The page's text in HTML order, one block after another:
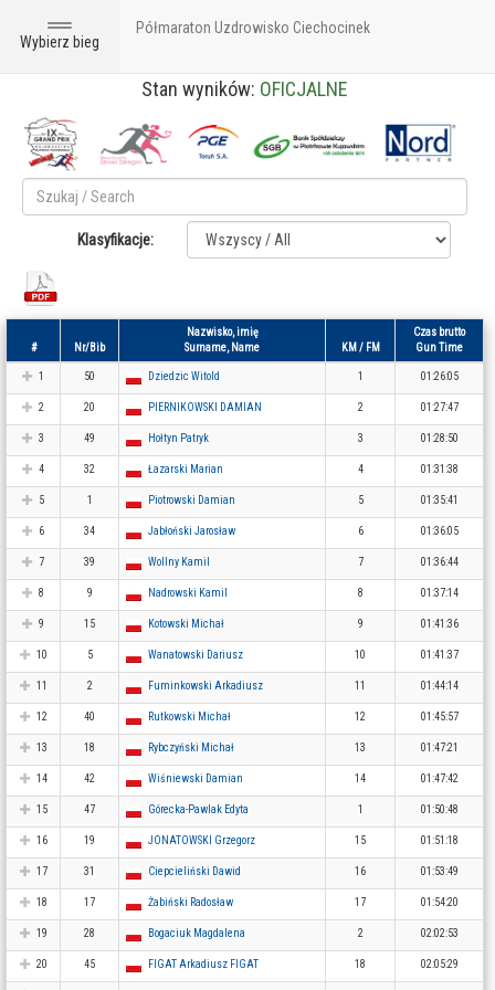
Toggle
navigation
Wybierz bieg
Półmaraton Uzdrowisko Ciechocinek
Stan wyników: OFICJALNE
Klasyfikacje:
# Nr/Bib
Nazwisko, imię
Surname, Name
KM / FM
Czas brutto
Gun Time
1 50 Dziedzic Witold 1 01:26:05
2 20 PIERNIKOWSKI DAMIAN 2 01:27:47
3 49 Hołtyn Patryk 3 01:28:50
4 32 Łazarski Marian 4 01:31:38
5 1 Piotrowski Damian 5 01:35:41
6 34 Jabłoński Jarosław 6 01:36:05
7 39 Wollny Kamil 7 01:36:44
8 9 Nadrowski Kamil 8 01:37:14
9 15 Kotowski Michał 9 01:41:36
10 5 Wanatowski Dariusz 10 01:41:37
11 2 Fuminkowski Arkadiusz 11 01:44:14
12 40 Rutkowski Michał 12 01:45:57
13 18 Rybczyński Michał 13 01:47:21
14 42 Wiśniewski Damian 14 01:47:42
15 47 Górecka-Pawlak Edyta 1 01:50:48
16 19 JONATOWSKI Grzegorz 15 01:51:18
17 31 Ciepcieliński Dawid 16 01:53:49
18 17 Żabiński Radosław 17 01:54:20
19 28 Bogaciuk Magdalena 2 02:02:53
20 45 FIGAT Arkadiusz FIGAT 18 02:05:29